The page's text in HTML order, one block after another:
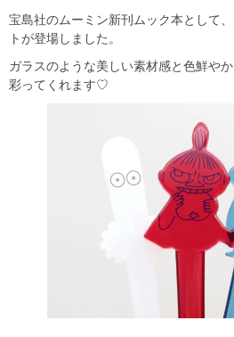
宝島社のムーミン新刊ムック本として
トが登場しました。
ガラスのような美しい素材感と色鮮や
彩ってくれます♡